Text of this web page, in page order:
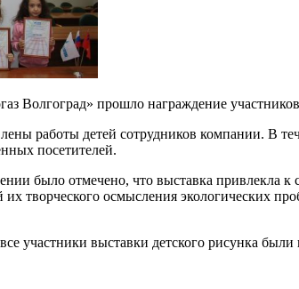
Волгоград» прошло награждение
работы детей сотрудников компании. В
посетителей.
было отмечено, что выставка привлекла
их творческого осмысления экологических
участники выставки детского рисунка